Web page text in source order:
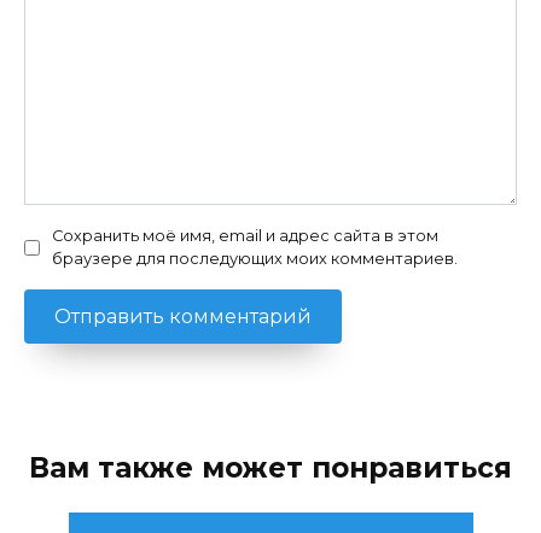
Сохранить моё имя, email и адрес сайта в этом
браузере для последующих моих комментариев.
Вам также может понравиться